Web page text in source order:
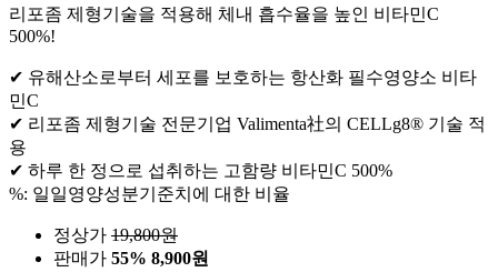
리포좀 제형기술을 적용해 체내 흡수율을 높인 비타민C
500%!
✔ 유해산소로부터 세포를 보호하는 항산화 필수영양소 비타
민C
✔ 리포좀 제형기술 전문기업 Valimenta社의 CELLg8® 기술 적
용
✔ 하루 한 정으로 섭취하는 고함량 비타민C 500%
%: 일일영양성분기준치에 대한 비율
정상가 19,800원
판매가 55% 8,900원